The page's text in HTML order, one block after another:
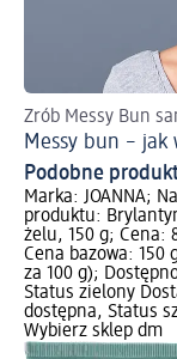
Zrób Messy Bun
Messy bun –
Podobne
Marka: JOANNA;
produktu:
żelu, 150 g; Cena:
Cena bazowa: 150
za 100 g);
Status zielony
dostępna, Status
Wybierz sklep dm